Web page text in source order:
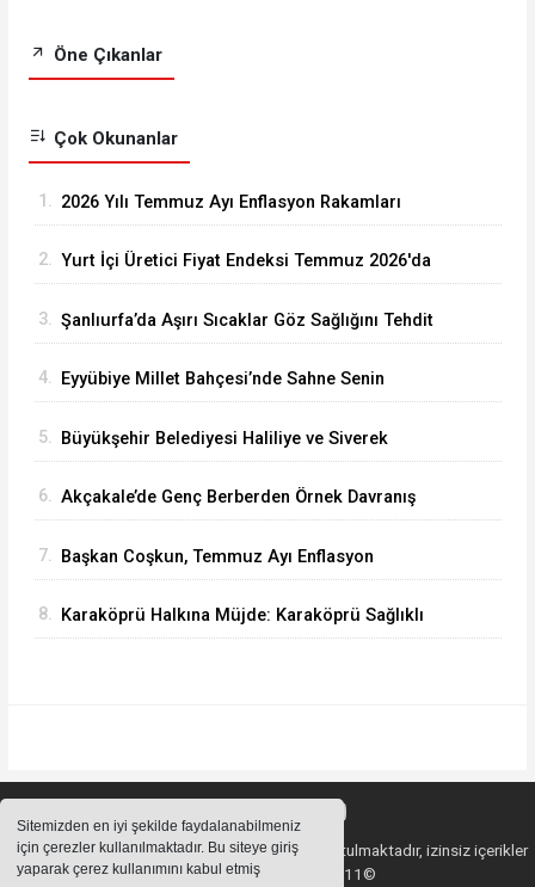
Sitemizden en iyi şekilde faydalanabilmeniz
için çerezler kullanılmaktadır. Bu siteye giriş
yaparak çerez kullanımını kabul etmiş
Öne Çıkanlar
Çok Okunanlar
1. 2026 Yılı Temmuz Ayı Enflasyon Rakamları
2. Yurt İçi Üretici Fiyat Endeksi Temmuz 2026'da
3. Şanlıurfa’da Aşırı Sıcaklar Göz Sağlığını Tehdit
4. Eyyübiye Millet Bahçesi’nde Sahne Senin
5. Büyükşehir Belediyesi Haliliye ve Siverek
6. Akçakale’de Genç Berberden Örnek Davranış
7. Başkan Coşkun, Temmuz Ayı Enflasyon
8. Karaköprü Halkına Müjde: Karaköprü Sağlıklı
Sitemizde bulunan içeriklerin tüm hakları saklı tutulmaktadır, izinsiz içerikler
kullanılamaz. Copyright 2011©